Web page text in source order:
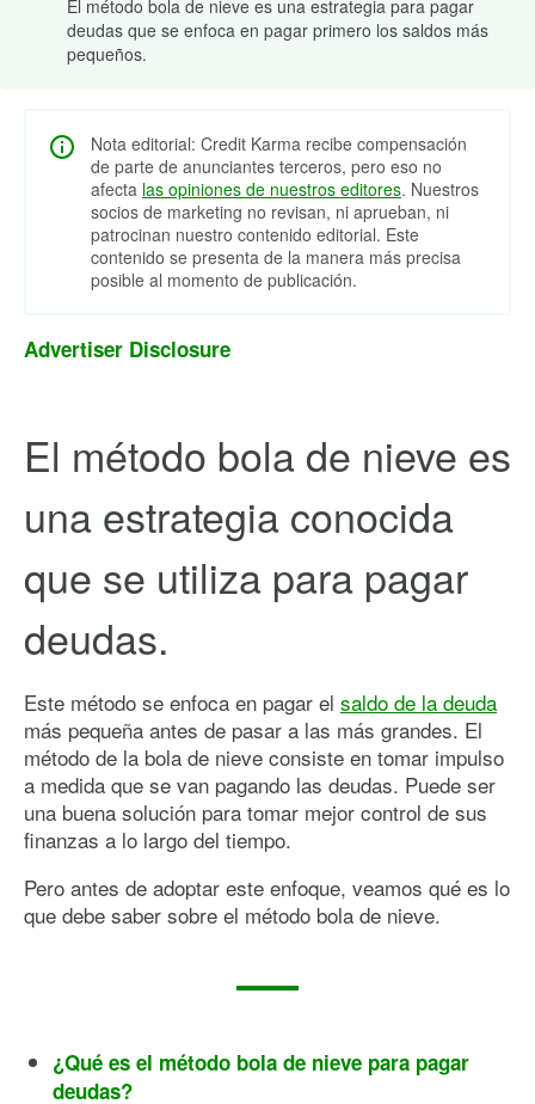
El método bola de nieve es una estrategia para pagar
deudas que se enfoca en pagar primero los saldos más
pequeños.
Nota editorial: Credit Karma recibe compensación
de parte de anunciantes terceros, pero eso no
afecta las opiniones de nuestros editores. Nuestros
socios de marketing no revisan, ni aprueban, ni
patrocinan nuestro contenido editorial. Este
contenido se presenta de la manera más precisa
posible al momento de publicación.
Advertiser Disclosure
El método bola de nieve es
una estrategia conocida
que se utiliza para pagar
deudas.
Este método se enfoca en pagar el saldo de la deuda
más pequeña antes de pasar a las más grandes. El
método de la bola de nieve consiste en tomar impulso
a medida que se van pagando las deudas. Puede ser
una buena solución para tomar mejor control de sus
finanzas a lo largo del tiempo.
Pero antes de adoptar este enfoque, veamos qué es lo
que debe saber sobre el método bola de nieve.
¿Qué es el método bola de nieve para pagar
deudas?